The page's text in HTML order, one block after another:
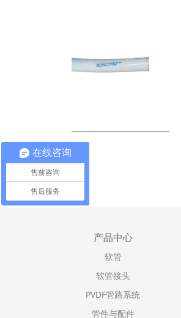
产品中心
软管
软管接头
PVDF管路系统
管件与配件
在线咨询
售前咨询
售后服务